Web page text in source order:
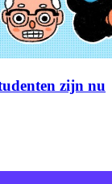
zijn nu